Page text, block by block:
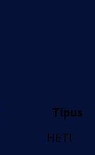
Típus
HETI